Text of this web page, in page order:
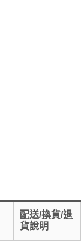
配送/換貨/退
貨說明